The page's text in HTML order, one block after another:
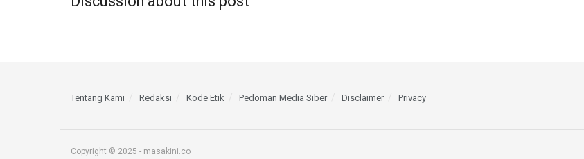
Tentang Kami Redaksi Kode Etik Pedoman Media Siber Disclaimer Privacy
Copyright © 2025 - masakini.co